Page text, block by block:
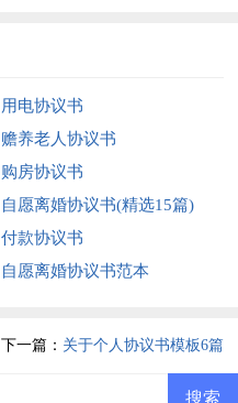
用电协议书
赡养老人协议书
购房协议书
自愿离婚协议书(精选15篇)
付款协议书
自愿离婚协议书范本
下一篇： 关于个人协议书模板6篇